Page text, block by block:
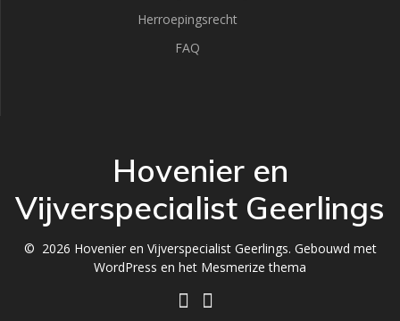
Herroepingsrecht
FAQ
Hovenier en
Vijverspecialist Geerlings
© 2026 Hovenier en Vijverspecialist Geerlings. Gebouwd met
WordPress en het Mesmerize thema